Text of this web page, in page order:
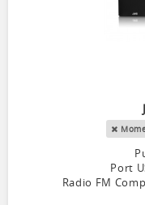
Port
Radio FM